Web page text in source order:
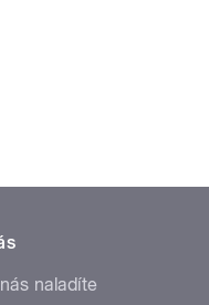
naladíte